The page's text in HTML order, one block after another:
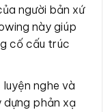
người bản xứ
này giúp
cố cấu trúc
nghe và
phản xạ